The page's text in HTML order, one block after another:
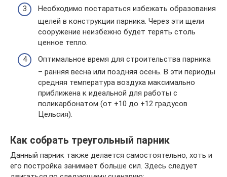
Необходимо постараться избежать образования
щелей в конструкции парника. Через эти щели
сооружение неизбежно будет терять столь
ценное тепло.
Оптимальное время для строительства парника
– ранняя весна или поздняя осень. В эти периоды
средняя температура воздуха максимально
приближена к идеальной для работы с
поликарбонатом (от +10 до +12 градусов
Цельсия).
Как собрать треугольный парник
Данный парник также делается самостоятельно, хоть и
его постройка занимает больше сил. Здесь следует